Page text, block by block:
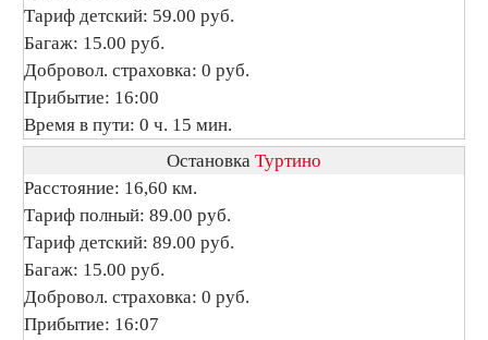
Тариф детский: 59.00 руб.
Багаж: 15.00 руб.
Добровол. страховка: 0 руб.
Прибытие: 16:00
Время в пути: 0 ч. 15 мин.
Остановка Туртино
Расстояние: 16,60 км.
Тариф полный: 89.00 руб.
Тариф детский: 89.00 руб.
Багаж: 15.00 руб.
Добровол. страховка: 0 руб.
Прибытие: 16:07